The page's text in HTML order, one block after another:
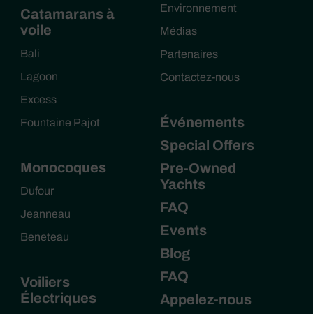
Catamarans à
voile
Bali
Lagoon
Excess
Fountaine Pajot
Monocoques
Dufour
Jeanneau
Beneteau
Voiliers
Électriques
Environnement
Médias
Partenaires
Contactez-nous
Événements
Special Offers
Pre-Owned
Yachts
FAQ
Events
Blog
FAQ
Appelez-nous